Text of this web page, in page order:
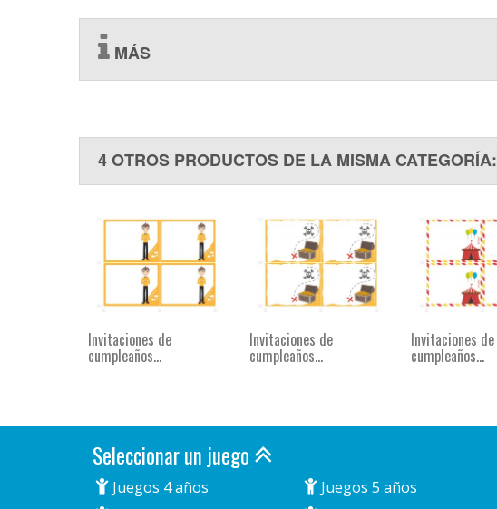
MÁS
4 OTROS PRODUCTOS DE LA MISMA CATEGORÍA:
Invitaciones de
cumpleaños...
Invitaciones de
cumpleaños...
Invitaciones de
cumpleaños...
Seleccionar un juego
Juegos 4 años Juegos 5 años